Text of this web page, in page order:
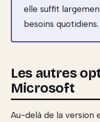
elle suffit
besoins quotidiens.
Les autres
Microsoft
Au-delà de la version